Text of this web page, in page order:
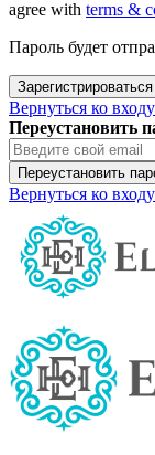
agree with terms &
Пароль будет
Зарегистрироваться
Вернуться ко
Переустановить
Переустановить
Вернуться ко